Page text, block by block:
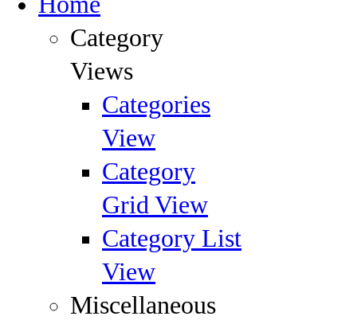
Category
Views
Categories
View
Category
Grid View
Category List
View
Miscellaneous